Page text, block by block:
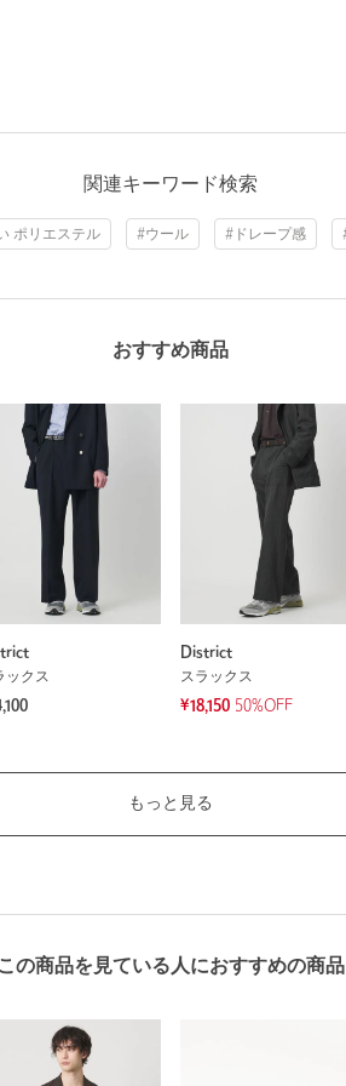
関連キーワード検索
ポリエステル #ウール #ドレープ感
おすすめ商品
ックス
District
スラックス
¥18,150 50%OFF
もっと見る
この商品を見ている人におすすめの商品